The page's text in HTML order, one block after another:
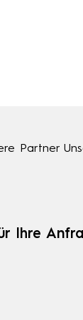
Partner
Ihre